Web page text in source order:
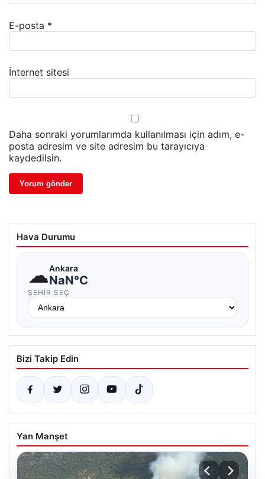
E-posta *
İnternet sitesi
Daha sonraki yorumlarımda kullanılması için adım, e-
posta adresim ve site adresim bu tarayıcıya
kaydedilsin.
Hava Durumu
☁Ankara
NaN°C
ŞEHIR SEÇ
Bizi Takip Edin
Yan Manşet